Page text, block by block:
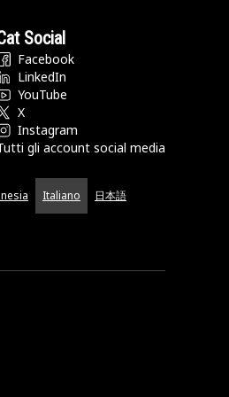
Social
Facebook
LinkedIn
YouTube
X
Instagram
gli account social media
Italiano 日本語